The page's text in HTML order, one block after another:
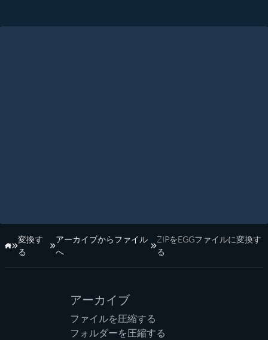
ホーム
変換す
る
アーカイブからファイル
へ
ZIPをEGGファイルに変換す
る
アーカイブ
ファイルを圧縮する
フォルダーを圧縮する